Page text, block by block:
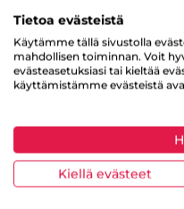
Juuresterriini
Kategoriat
Tietoa evästeistä
Käytämme tällä sivustolla
mahdollisen toiminnan. Voit
evästeasetuksiasi tai kieltää
käyttämistämme evästeistä
Kiellä evästeet